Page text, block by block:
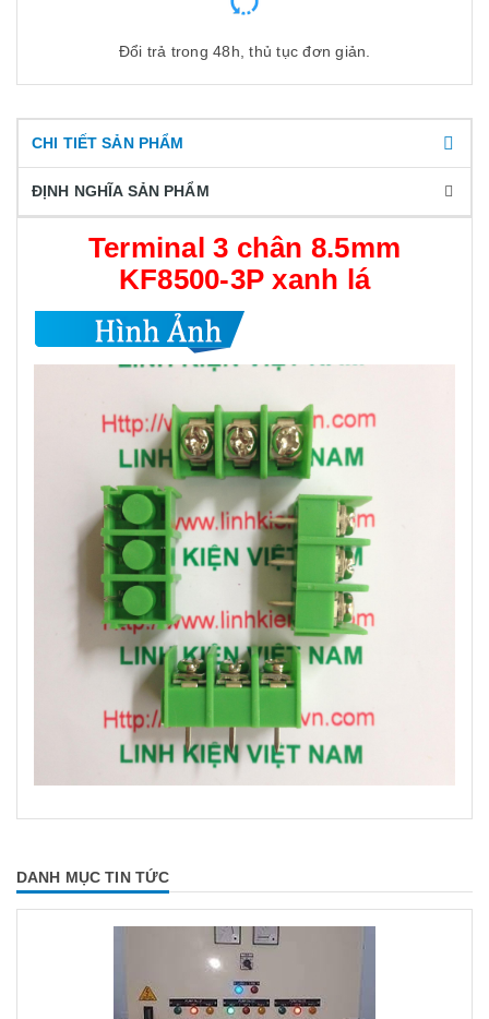
Đổi trả trong 48h, thủ tục đơn giản.
CHI TIẾT SẢN PHẨM
ĐỊNH NGHĨA SẢN PHẨM
Terminal 3 chân 8.5mm
KF8500-3P xanh lá
DANH MỤC TIN TỨC